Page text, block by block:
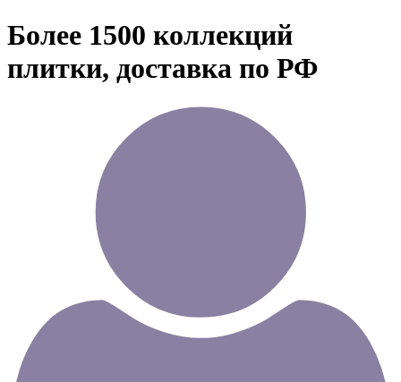
Более 1500 коллекций
плитки, доставка по РФ